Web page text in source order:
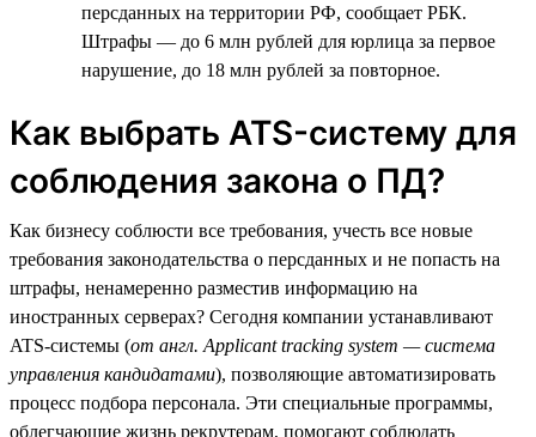
персданных на территории РФ, сообщает РБК.
Штрафы — до 6 млн рублей для юрлица за первое
нарушение, до 18 млн рублей за повторное.
Как выбрать ATS-систему для
соблюдения закона о ПД?
Как бизнесу соблюсти все требования, учесть все новые
требования законодательства о персданных и не попасть на
штрафы, ненамеренно разместив информацию на
иностранных серверах? Сегодня компании устанавливают
ATS-системы (от англ. Applicant tracking system — система
управления кандидатами), позволяющие автоматизировать
процесс подбора персонала. Эти специальные программы,
облегчающие жизнь рекрутерам, помогают соблюдать